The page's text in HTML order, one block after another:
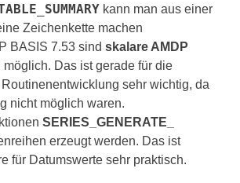
kann man aus einer
Zeichenkette machen
BASIS 7.53 sind skalare AMDP
möglich. Das ist gerade für die
sehr wichtig, da
nicht möglich waren.
SERIES_GENERATE_
erzeugt werden. Das ist
für Datumswerte sehr praktisch.